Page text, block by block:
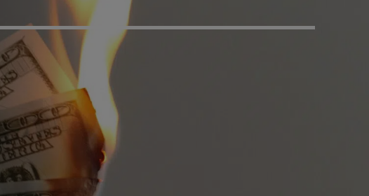
How to build up your
courage, one step at a